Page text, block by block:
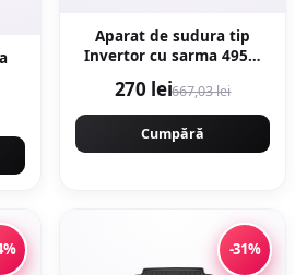
Aparat de sudura tip
Invertor cu sarma 495A,
optional) afisaj digital,
ventilat, URAL MASH IGBT
TEHNOLOGY ULTRA
HYBRID POWER, CMP1697
270 lei667,03 lei
Cumpără
-31%